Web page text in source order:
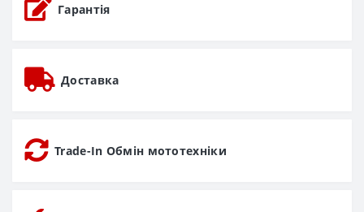
Гарантія
Доставка
Trade-In Обмін мототехніки